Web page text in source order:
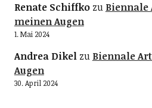
Renate Schiffkozu Biennale
meinen Augen
1. Mai 2024
Andrea Dikelzu Biennale
Augen
30. April 2024